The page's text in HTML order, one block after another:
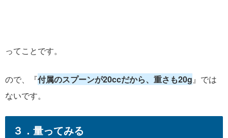
ってことです。
ので、『付属のスプーンが20ccだから、重さも20g』では
ないです。
３．量ってみる